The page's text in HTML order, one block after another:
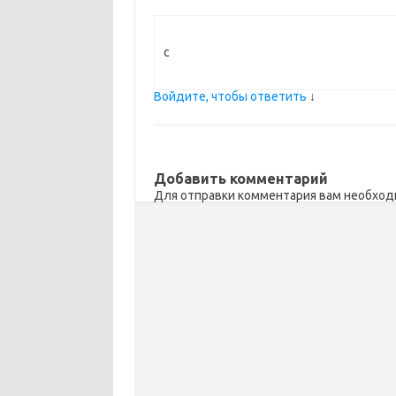
с
Войдите, чтобы ответить ↓
Добавить комментарий
Для отправки комментария вам